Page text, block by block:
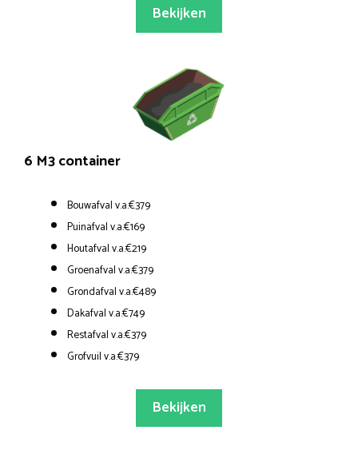
Bekijken
6 M3 container
Bouwafval v.a.€379
Puinafval v.a.€169
Houtafval v.a.€219
Groenafval v.a.€379
Grondafval v.a.€489
Dakafval v.a.€749
Restafval v.a.€379
Grofvuil v.a.€379
Bekijken